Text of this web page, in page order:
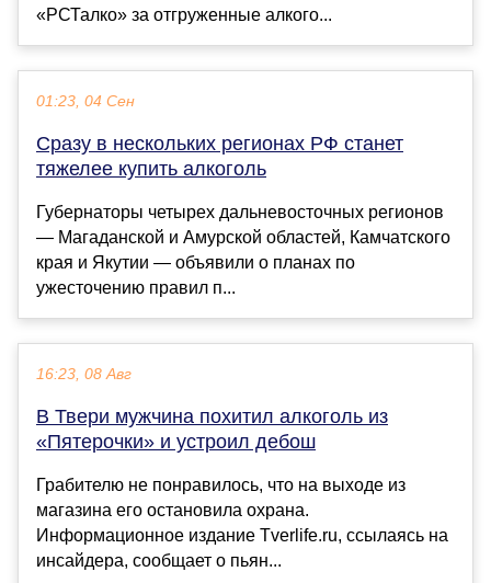
«РСТалко» за отгруженные алкого...
01:23, 04 Сен
Сразу в нескольких регионах РФ станет
тяжелее купить алкоголь
Губернаторы четырех дальневосточных регионов
— Магаданской и Амурской областей, Камчатского
края и Якутии — объявили о планах по
ужесточению правил п...
16:23, 08 Авг
В Твери мужчина похитил алкоголь из
«Пятерочки» и устроил дебош
Грабителю не понравилось, что на выходе из
магазина его остановила охрана.
Информационное издание Tverlife.ru, ссылаясь на
инсайдера, сообщает о пьян...